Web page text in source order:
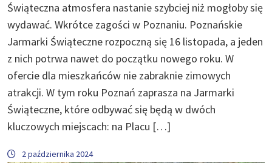
Świąteczna atmosfera nastanie szybciej niż mogłoby się
wydawać. Wkrótce zagości w Poznaniu. Poznańskie
Jarmarki Świąteczne rozpoczną się 16 listopada, a jeden
z nich potrwa nawet do początku nowego roku. W
ofercie dla mieszkańców nie zabraknie zimowych
atrakcji. W tym roku Poznań zaprasza na Jarmarki
Świąteczne, które odbywać się będą w dwóch
kluczowych miejscach: na Placu […]
2 października 2024